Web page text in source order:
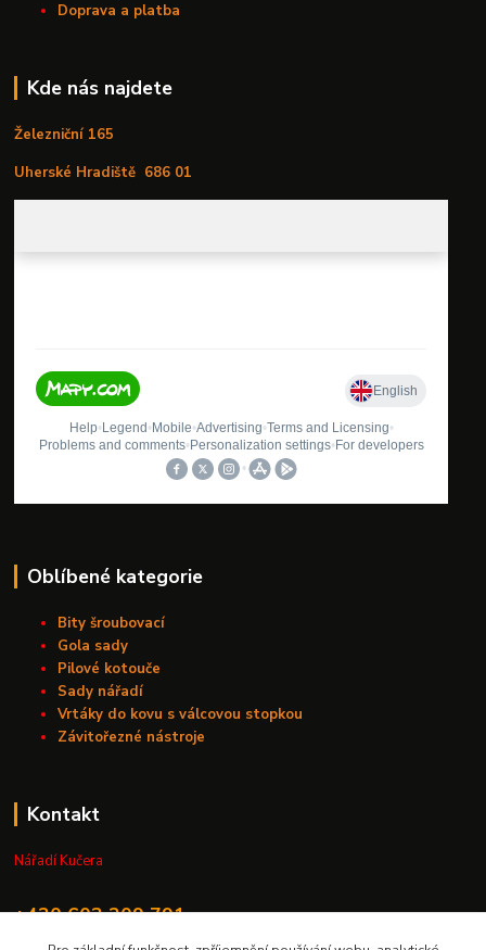
Doprava a platba
Kde nás najdete
Železniční 165
Uherské Hradiště 686 01
Oblíbené kategorie
Bity šroubovací
Gola sady
Pilové kotouče
Sady nářadí
Vrtáky do kovu s válcovou stopkou
Závitořezné nástroje
Kontakt
Nářadí Kučera
+420 603 209 791